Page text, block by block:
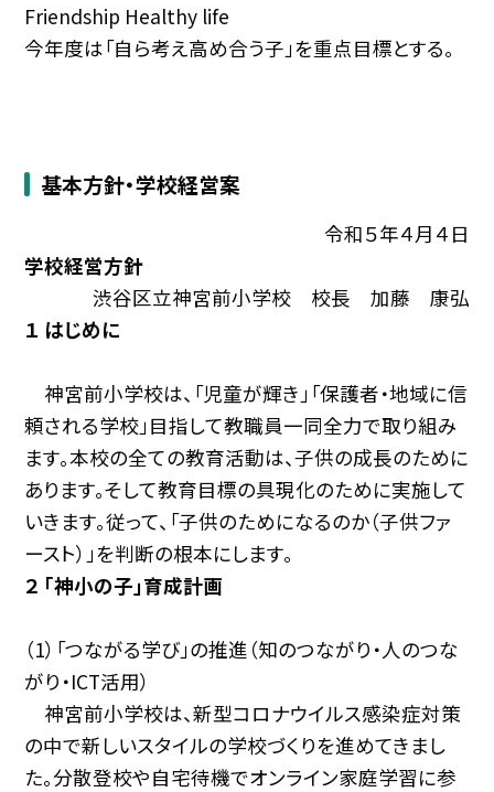
Friendship Healthy life
今年度は「自ら考え高め合う子」を重点目標とする。
基本方針・学校経営案
令和５年４月４日
学校経営方針
渋谷区立神宮前小学校 校長 加藤 康弘
１ はじめに
神宮前小学校は、「児童が輝き」「保護者・地域に信
頼される学校」目指して教職員一同全力で取り組み
ます。本校の全ての教育活動は、子供の成長のために
あります。そして教育目標の具現化のために実施して
いきます。従って、「子供のためになるのか（子供ファ
ースト）」を判断の根本にします。
２ 「神小の子」育成計画
（1）「つながる学び」の推進（知のつながり・人のつな
がり・ICT活用）
神宮前小学校は、新型コロナウイルス感染症対策
の中で新しいスタイルの学校づくりを進めてきまし
た。分散登校や自宅待機でオンライン家庭学習に参